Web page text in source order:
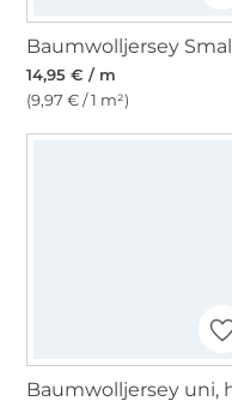
14,95 € / m
(9,97 € / 1 m²)